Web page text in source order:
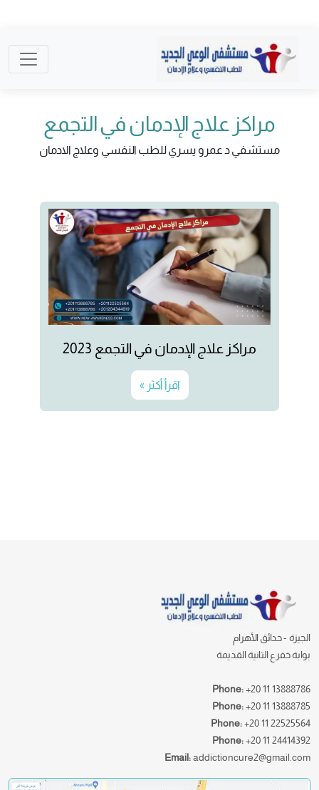
مراكز علاج الإدمان في التجمع
مستشفي د عمرو يسري للطب النفسي وعلاج الادمان
مراكز علاج الإدمان في التجمع 2023
اقرأ أكثر »
الجيزة - حدائق الأهرام
بوابة خفرع التانية القديمة
Phone:+20 11 13888786
Phone:+20 11 13888785
Phone:+20 11 22525564
Phone:+20 11 24414392
Email:addictioncure2@gmail.com